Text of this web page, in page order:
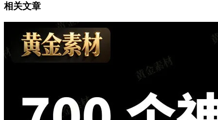
相关文章